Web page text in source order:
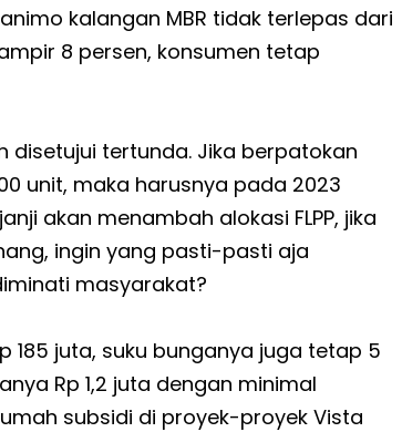
kalangan MBR tidak terlepas dari
8 persen, konsumen tetap
disetujui tertunda. Jika berpatokan
unit, maka harusnya pada 2023
akan menambah alokasi FLPP, jika
ingin yang pasti-pasti aja
masyarakat?
185 juta, suku bunganya juga tetap 5
Rp 1,2 juta dengan minimal
subsidi di proyek-proyek Vista